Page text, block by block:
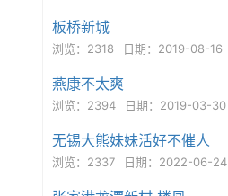
板桥新城
浏览：2318 日期：2019-08-16
燕康不太爽
浏览：2394 日期：2019-03-30
无锡大熊妹妹活好不催人
浏览：2337 日期：2022-06-24